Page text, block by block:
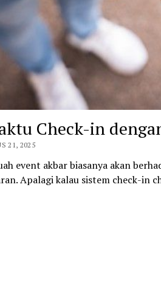
Check-in
21, 2025
event akbar biasanya akan
Apalagi kalau sistem check-